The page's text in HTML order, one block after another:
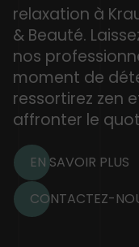
relaxation à
& Beauté.
nos
moment de
ressortirez zen
affronter le
EN SAVOIR PLUS
CONTACTEZ-